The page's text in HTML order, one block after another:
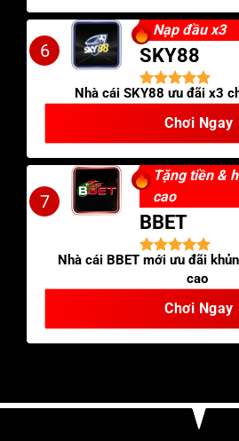
6
Nạp đầu x3
SKY88
Nhà cái SKY88 ưu đãi x3
Chơi Ngay
7
Tặng tiền &
cao
BBET
Nhà cái BBET mới ưu đãi
cao
Chơi Ngay